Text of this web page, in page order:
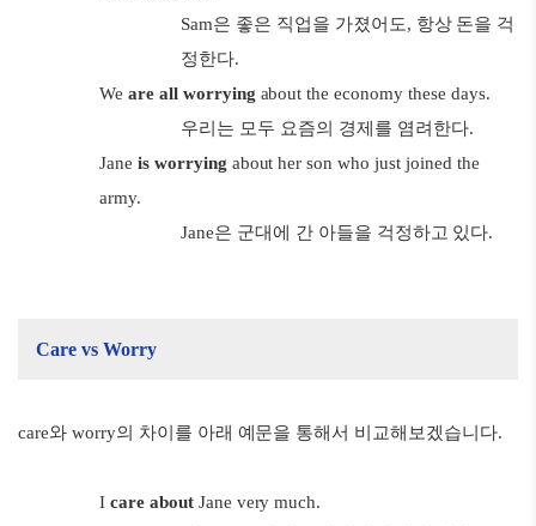
Sam은 좋은 직업을 가졌어도, 항상 돈을 걱
정한다.
We are all worrying about the economy these days.
우리는 모두 요즘의 경제를 염려한다.
Jane is worrying about her son who just joined the
army.
Jane은 군대에 간 아들을 걱정하고 있다.
Care vs Worry
care와 worry의 차이를 아래 예문을 통해서 비교해보겠습니다.
I care about Jane very much.